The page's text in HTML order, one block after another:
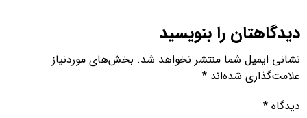
دیدگاهتان را بنویسید
نشانی ایمیل شما منتشر نخواهد شد. بخش‌های موردنیاز
علامت‌گذاری شده‌اند *
دیدگاه *